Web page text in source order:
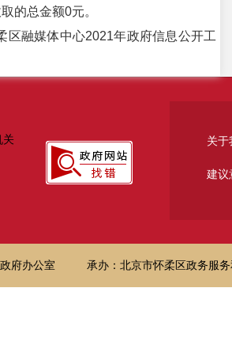
的总金额0元。
区融媒体中心2021年政府信息公开工
关于
建议
府办公室 承办：北京市怀柔区政务服